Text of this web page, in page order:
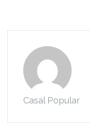
Casal Popular